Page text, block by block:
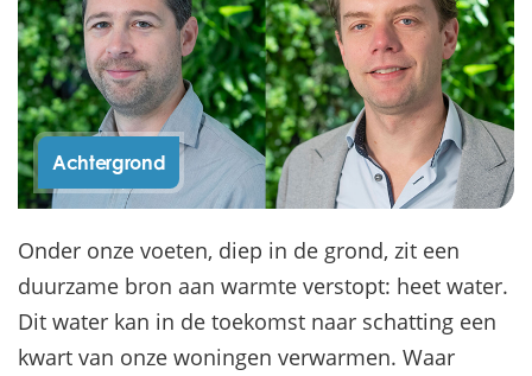
Achtergrond
Onder onze voeten, diep in de grond, zit een
duurzame bron aan warmte verstopt: heet water.
Dit water kan in de toekomst naar schatting een
kwart van onze woningen verwarmen. Waar